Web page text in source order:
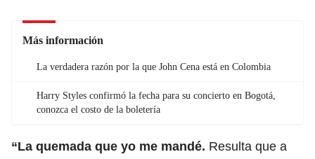
Más información
La verdadera razón por la que John Cena está en Colombia
Harry Styles confirmó la fecha para su concierto en Bogotá,
conozca el costo de la boletería
“La quemada que yo me mandé. Resulta que a